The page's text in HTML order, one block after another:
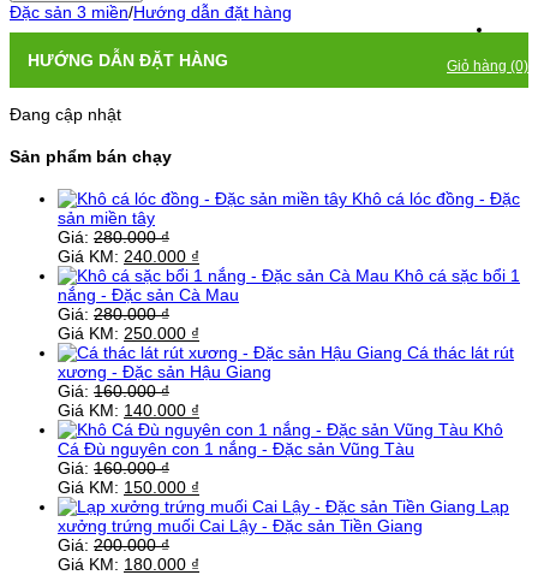
Giỏ hàng (0)
Đặc sản 3 miền/Hướng dẫn đặt hàng
HƯỚNG DẪN ĐẶT HÀNG
Đang cập nhật
Sản phẩm bán chạy
Khô cá lóc đồng - Đặc
sản miền tây
Giá: 280.000₫
Giá KM: 240.000 ₫
Khô cá sặc bổi 1
nắng - Đặc sản Cà Mau
Giá: 280.000₫
Giá KM: 250.000 ₫
Cá thác lát rút
xương - Đặc sản Hậu Giang
Giá: 160.000₫
Giá KM: 140.000 ₫
Khô
Cá Đù nguyên con 1 nắng - Đặc sản Vũng Tàu
Giá: 160.000₫
Giá KM: 150.000 ₫
Lạp
xưởng trứng muối Cai Lậy - Đặc sản Tiền Giang
Giá: 200.000₫
Giá KM: 180.000 ₫